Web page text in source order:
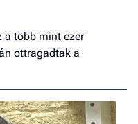
a több mint ezer
ottragadtak a